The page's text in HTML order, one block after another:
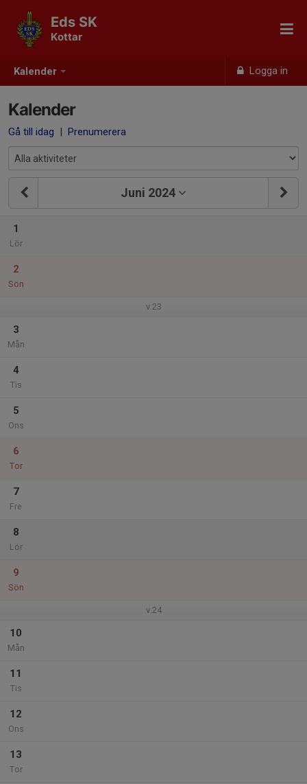
Kalender Logga in
Eds SK
Kottar
Kalender
Gå till idag | Prenumerera
Juni 2024
1
Lör
2
Sön
v.23
3
Mån
4
Tis
5
Ons
6
Tor
7
Fre
8
Lör
9
Sön
v.24
10
Mån
11
Tis
12
Ons
13
Tor